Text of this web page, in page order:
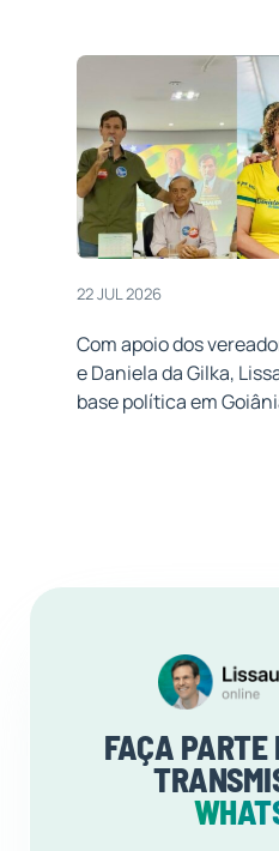
22 JUL 2026
Com apoio dos
e Daniela da Gilka,
base política em
FAÇA PARTE